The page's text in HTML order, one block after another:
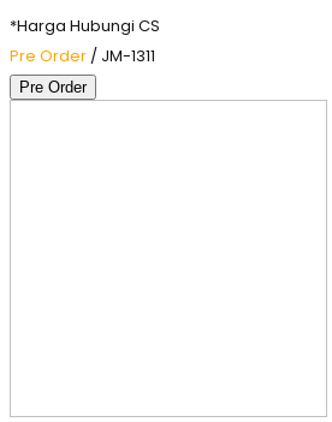
*Harga Hubungi CS
Pre Order / JM-1311
Pre Order